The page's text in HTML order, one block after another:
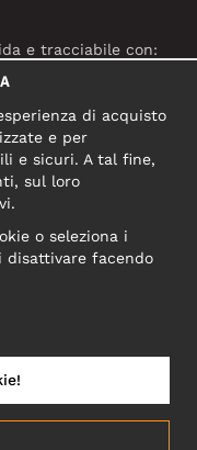
e tracciabile con:
OÜ
Tallinn
di acquisto
e per
e sicuri. A tal fine,
sul loro
o seleziona i
disattivare facendo